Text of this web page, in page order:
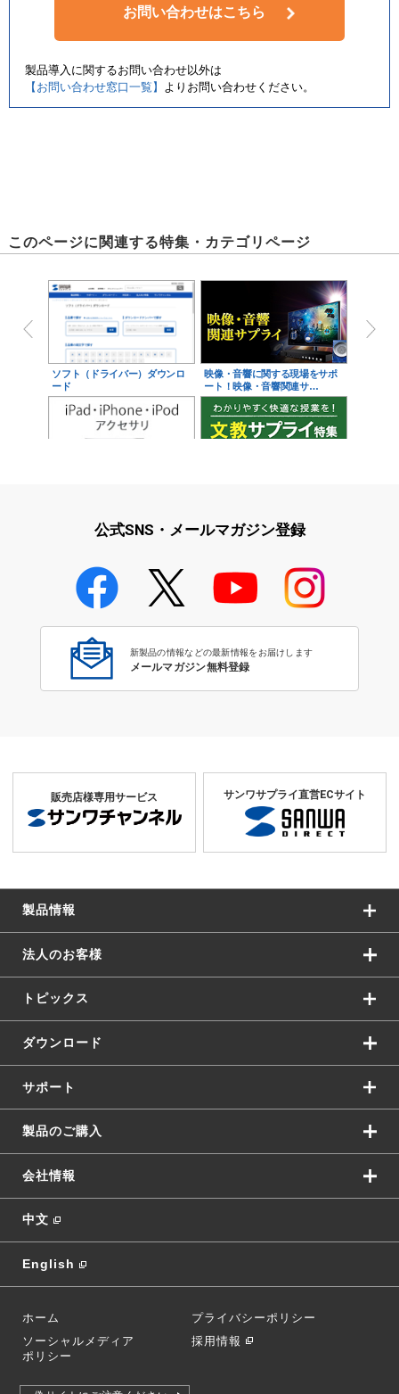
お問い合わせはこちら
製品導入に関するお問い合わせ以外は
【お問い合わせ窓口一覧】 よりお問い合わせください。
このページに関連する特集・カテゴリページ
ソフト（ドライバー）ダウンロ
ード
映像・音響に関する現場をサポ
ート！映像・音響関連サ…
学校教育のICT環境整備特集
公式SNS・メールマガジン登録
新製品の情報などの最新情報をお届けします
メールマガジン無料登録
販売店様専用サービス サンワサプライ直営ECサイト
製品情報
法人のお客様
トピックス
ダウンロード
サポート
製品のご購入
会社情報
中文
English
ホーム
プライバシーポリシー
ソーシャルメディア
ポリシー
採用情報